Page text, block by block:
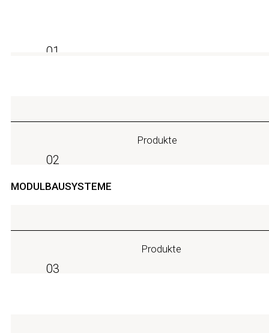
01
Produkte
02
MODULBAUSYSTEME
Produkte
03